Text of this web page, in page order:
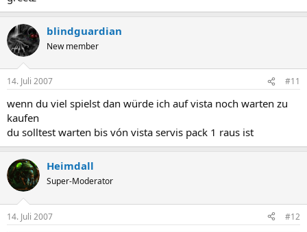
blindguardian
New member
14. Juli 2007 #11
wenn du viel spielst dan würde ich auf vista noch warten zu
kaufen
du solltest warten bis vón vista servis pack 1 raus ist
Heimdall
Super-Moderator
14. Juli 2007 #12